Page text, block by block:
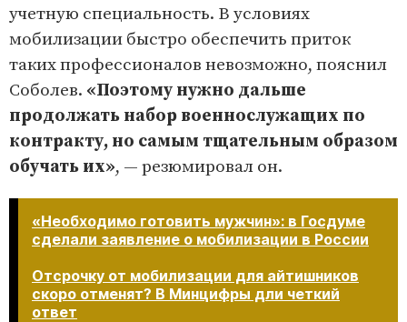
учетную специальность. В условиях
мобилизации быстро обеспечить приток
таких профессионалов невозможно, пояснил
Соболев. «Поэтому нужно дальше
продолжать набор военнослужащих по
контракту, но самым тщательным образом
обучать их», — резюмировал он.
«Необходимо готовить мужчин»: в Госдуме
сделали заявление о мобилизации в России
Отсрочку от мобилизации для айтишников
скоро отменят? В Минцифры дли четкий
ответ